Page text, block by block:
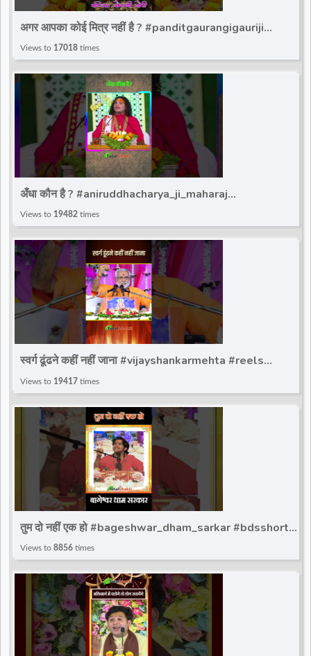
अगर आपका कोई मित्र नहीं है ? #panditgaurangigauriji
#gaurangi_gauri_ji #totalbhakti
Views to 17018 times
अँधा कौन है ? #aniruddhacharya_ji_maharaj
#trandingviralvideo #viralvideoreels #totalbhakti
Views to 19482 times
स्वर्ग ढूंढने कहीं नहीं जाना #vijayshankarmehta #reels
#trendingshorts #instaviralreels
Views to 19417 times
तुम दो नहीं एक हो #bageshwar_dham_sarkar #bdsshorts
#bageshwardhamsarkar #ytshort
Views to 8856 times